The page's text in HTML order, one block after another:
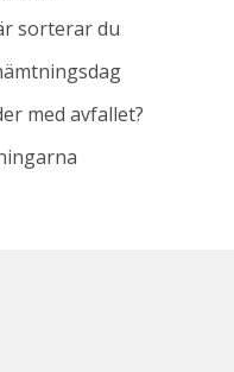
sorterar du
med avfallet?